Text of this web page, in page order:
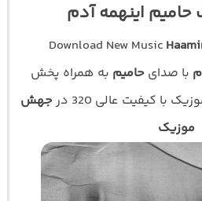
حامیم اینهمه آدم
Download New Music
با صدایحامیم به همراه پخش
با کیفیت عالی 320 در
جهش
موزیک